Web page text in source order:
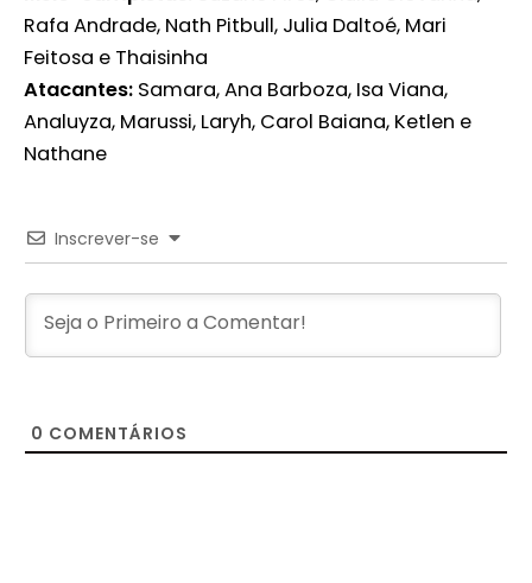
Rafa Andrade, Nath Pitbull, Julia Daltoé, Mari
Feitosa e Thaisinha
Atacantes: Samara, Ana Barboza, Isa Viana,
Analuyza, Marussi, Laryh, Carol Baiana, Ketlen e
Nathane
Inscrever-se
0 COMENTÁRIOS